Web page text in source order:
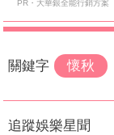
PR・大華銀全能行銷方案
關鍵字 懷秋
追蹤娛樂星聞